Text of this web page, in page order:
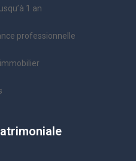
1 an
professionnelle